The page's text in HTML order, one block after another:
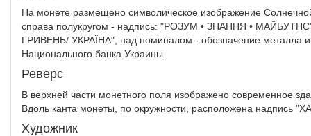
На монете размещено символическое изображение
справа полукругом - надпись: "РОЗУМ • ЗНАННЯ •
ГРИВЕНЬ/ УКРАЇНА", над номиналом - обозначение металла и
Национального банка Украины.
Реверс
В верхней части монетного поля изображено современное
Вдоль канта монеты, по окружности, расположена
Художник